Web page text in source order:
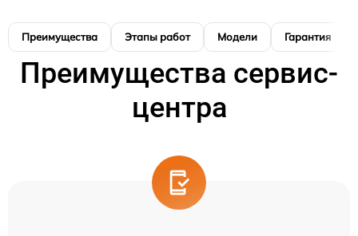
Преимущества Этапы работ Модели Гарантия
Преимущества сервис-
центра